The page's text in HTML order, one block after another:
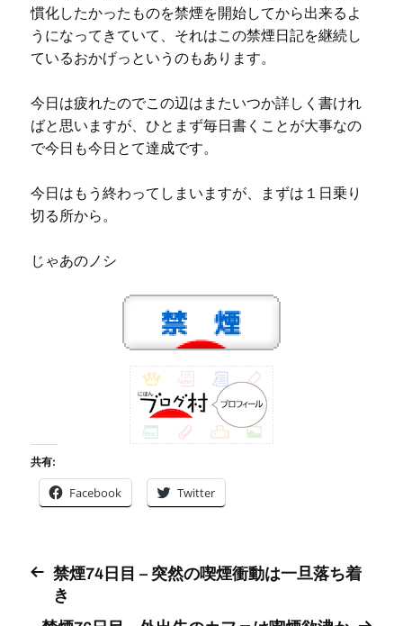
慣化したかったものを禁煙を開始してから出来るよ
うになってきていて、それはこの禁煙日記を継続し
ているおかげっというのもあります。
今日は疲れたのでこの辺はまたいつか詳しく書けれ
ばと思いますが、ひとまず毎日書くことが大事なの
で今日も今日とて達成です。
今日はもう終わってしまいますが、まずは１日乗り
切る所から。
じゃあのノシ
共有:
Facebook Twitter
禁煙74日目 – 突然の喫煙衝動は一旦落ち着
き